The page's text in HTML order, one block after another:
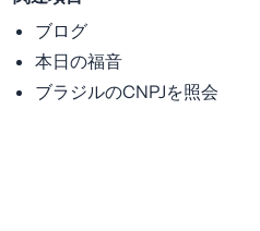
ブログ
本日の福音
ブラジルのCNPJを照会